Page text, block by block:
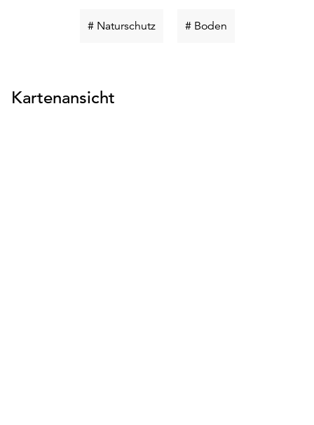
# NaturschutzSchlüsselwort
# BodenSchlüsselwort
Kartenansicht